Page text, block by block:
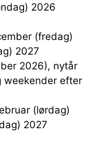
2026
2027
2026), nytår
weekender efter
2027